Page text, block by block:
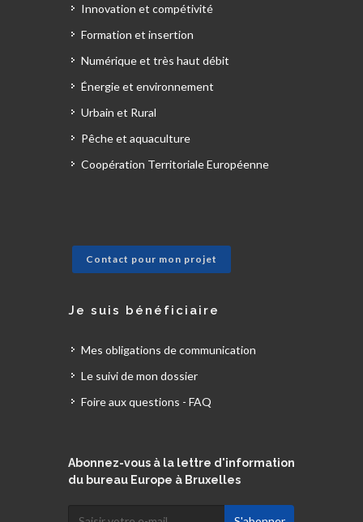
Innovation et compétivité
Formation et insertion
Numérique et très haut débit
Énergie et environnement
Urbain et Rural
Pêche et aquaculture
Coopération Territoriale Européenne
Contact pour mon projet
Je suis bénéficiaire
Mes obligations de communication
Le suivi de mon dossier
Foire aux questions - FAQ
Abonnez-vous à la lettre d'information
du bureau Europe à Bruxelles